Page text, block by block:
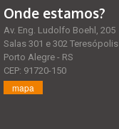
Onde estamos?
Av. Eng. Ludolfo Boehl, 205
Salas 301 e 302 Teresópolis
Porto Alegre - RS
CEP: 91720-150
mapa